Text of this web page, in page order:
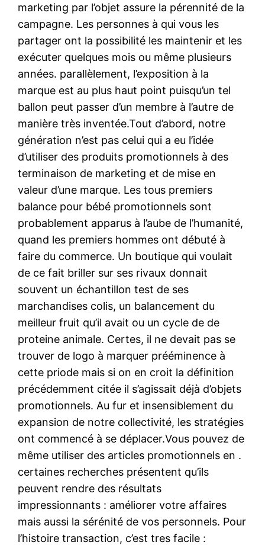
marketing par l’objet assure la pérennité de la
campagne. Les personnes à qui vous les
partager ont la possibilité les maintenir et les
exécuter quelques mois ou même plusieurs
années. parallèlement, l’exposition à la
marque est au plus haut point puisqu’un tel
ballon peut passer d’un membre à l’autre de
manière très inventée.Tout d’abord, notre
génération n’est pas celui qui a eu l’idée
d’utiliser des produits promotionnels à des
terminaison de marketing et de mise en
valeur d’une marque. Les tous premiers
balance pour bébé promotionnels sont
probablement apparus à l’aube de l’humanité,
quand les premiers hommes ont débuté à
faire du commerce. Un boutique qui voulait
de ce fait briller sur ses rivaux donnait
souvent un échantillon test de ses
marchandises colis, un balancement du
meilleur fruit qu’il avait ou un cycle de de
proteine animale. Certes, il ne devait pas se
trouver de logo à marquer prééminence à
cette priode mais si on en croit la définition
précédemment citée il s’agissait déjà d’objets
promotionnels. Au fur et insensiblement du
expansion de notre collectivité, les stratégies
ont commencé à se déplacer.Vous pouvez de
même utiliser des articles promotionnels en .
certaines recherches présentent qu’ils
peuvent rendre des résultats
impressionnants : améliorer votre affaires
mais aussi la sérénité de vos personnels. Pour
l’histoire transaction, c’est tres facile :